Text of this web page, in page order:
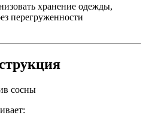
хранение одежды,
перегруженности
сосны